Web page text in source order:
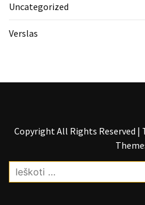
Uncategorized
Verslas
Copyright All Rights Reserved |
Ieškoti: